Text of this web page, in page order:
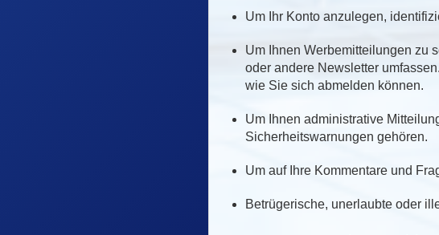
Um Ihr Konto anzulegen,
Um Ihnen Werbemitteilungen zu
oder andere Newsletter
wie Sie sich abmelden können.
Um Ihnen administrative
Sicherheitswarnungen gehören.
Um auf Ihre Kommentare und
Betrügerische, unerlaubte oder